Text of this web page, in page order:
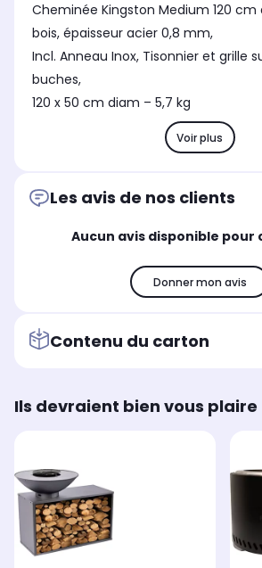
De la surface de cuisson
Inox
De la cuve
Inox
Compatible au lave-vaisselle
De la
Acier
De la cuve
Cheminée Kingston Medium 120
bois, épaisseur acier 0,8 mm,
Incl. Anneau Inox, Tisonnier et grille
buches,
120 x 50 cm diam – 5,7 kg
Voir plus
Les avis de nos clients
Aucun avis disponible pour
Donner mon avis
Contenu du carton
Ils devraient bien vous plaire